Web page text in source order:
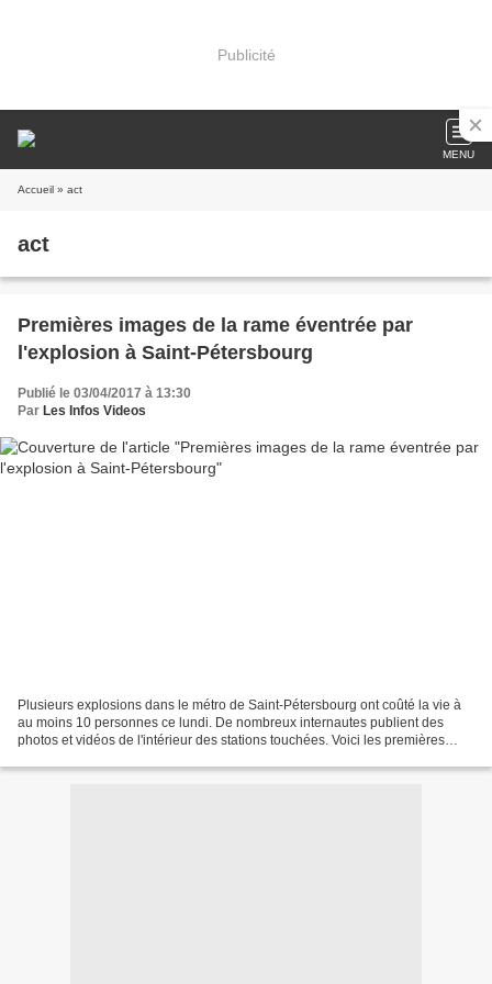
Publicité
MENU
Accueil » act
act
Premières images de la rame éventrée par
l'explosion à Saint-Pétersbourg
Publié le 03/04/2017 à 13:30
Par Les Infos Videos
Plusieurs explosions dans le métro de Saint-Pétersbourg ont coûté la vie à
au moins 10 personnes ce lundi. De nombreux internautes publient des
photos et vidéos de l'intérieur des stations touchées. Voici les premières